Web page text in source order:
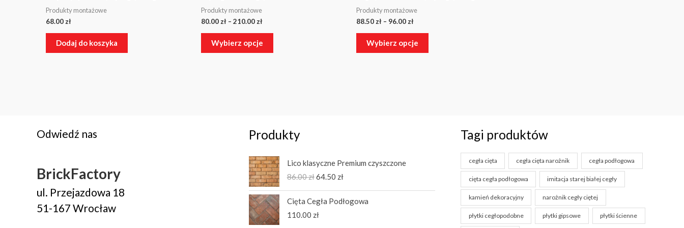
Produkty montażowe
68.00 zł
Dodaj do koszyka
Produkty montażowe
80.00 zł – 210.00 zł
Wybierz opcje
Produkty montażowe
88.50 zł – 96.00 zł
Wybierz opcje
Odwiedź nas
BrickFactory
ul. Przejazdowa 18
51-167 Wrocław
Produkty
Lico klasyczne Premium czyszczone
86.00zł
cena
wynosiła:
86.00 zł.
64.50 zł
cena
wynosi:
64.50 zł.
Cięta Cegła Podłogowa
110.00 zł
Tagi produktów
cegła cięta cegła cięta narożnik cegła podłogowa
cięta cegła podłogowa imitacja starej białej cegły
kamień dekoracyjny narożnik cegły ciętej
płytki cegłopodobne płytki gipsowe płytki ścienne